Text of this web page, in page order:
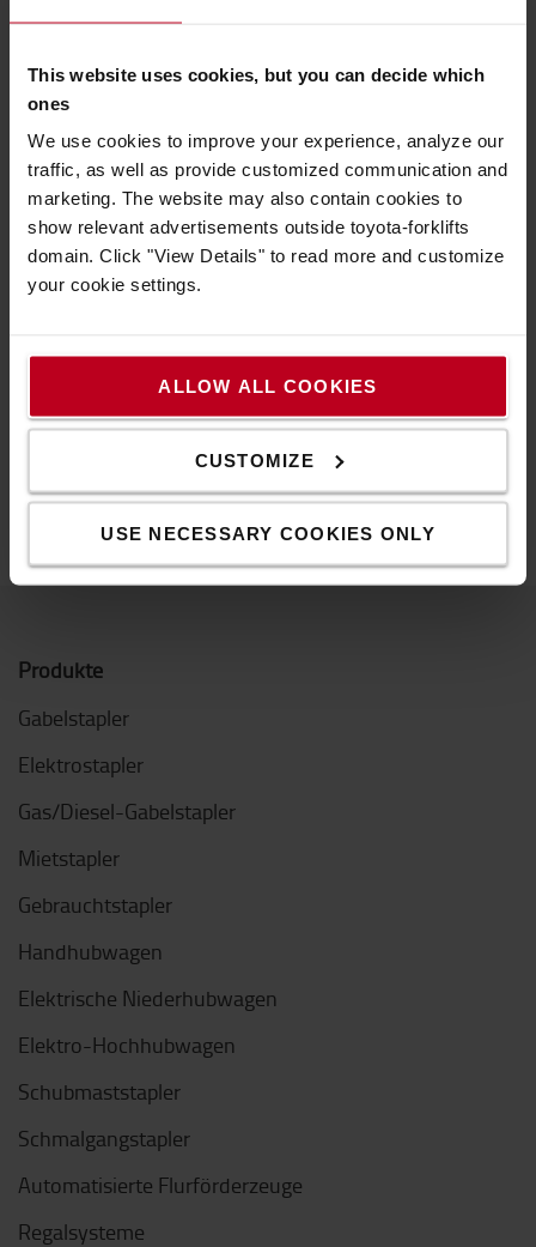
This website uses cookies, but you can decide which
ones
We use cookies to improve your experience, analyze our
traffic, as well as provide customized communication and
marketing. The website may also contain cookies to
show relevant advertisements outside toyota-forklifts
domain. Click "View Details" to read more and customize
your cookie settings.
ALLOW ALL COOKIES
CUSTOMIZE
USE NECESSARY COOKIES ONLY
mit diesem passgenauen Sitzbezug aus
strapazierfähigem Material. Geeignet für den
MSG65/521 - für Rücken- und Sitzkissen.
Technische Eigenschaften
Sitzbezug für Grammer Sitz Primo (M, XM, L, XL) in
grauem Stoff.
Verstärkung auf der linken und rechten Seite
Abriebfestigkeit nach EN ISO 12947-2
Material: Polyester
Eigenschaften
Farbe:Grau
Produkte
Gabelstapler
Elektrostapler
Gas/Diesel-Gabelstapler
Mietstapler
Gebrauchtstapler
Handhubwagen
Elektrische Niederhubwagen
Elektro-Hochhubwagen
Schubmaststapler
Schmalgangstapler
Automatisierte Flurförderzeuge
Regalsysteme